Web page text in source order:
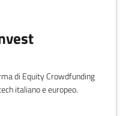
di Equity Crowdfunding
italiano e europeo.